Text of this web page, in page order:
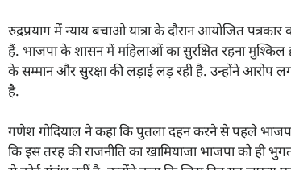
रुद्रप्रयाग में न्याय बचाओ यात्रा के दौरान आयोजित
हैं. भाजपा के शासन में महिलाओं का सुरक्षित रहना मुश्किल
के सम्मान और सुरक्षा की लड़ाई लड़ रही है. उन्होंने आरोप
है.
गणेश गोदियाल ने कहा कि पुतला दहन करने से पहले भाजपा
कि इस तरह की राजनीति का खामियाजा भाजपा को ही